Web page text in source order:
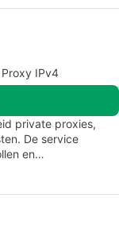
IPv4
private proxies,
De service
en…